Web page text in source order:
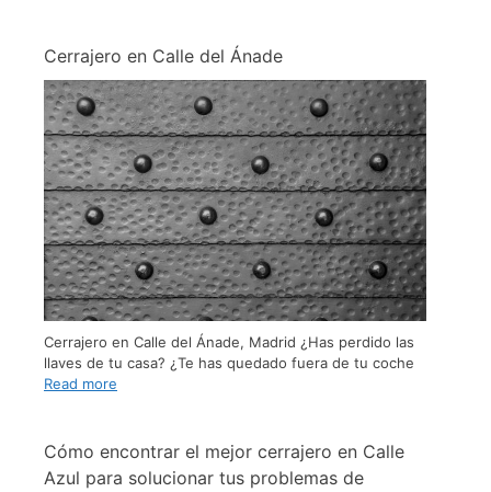
Cerrajero en Calle del Ánade
Cerrajero en Calle del Ánade, Madrid ¿Has perdido las
llaves de tu casa? ¿Te has quedado fuera de tu coche
Read more
Cómo encontrar el mejor cerrajero en Calle
Azul para solucionar tus problemas de